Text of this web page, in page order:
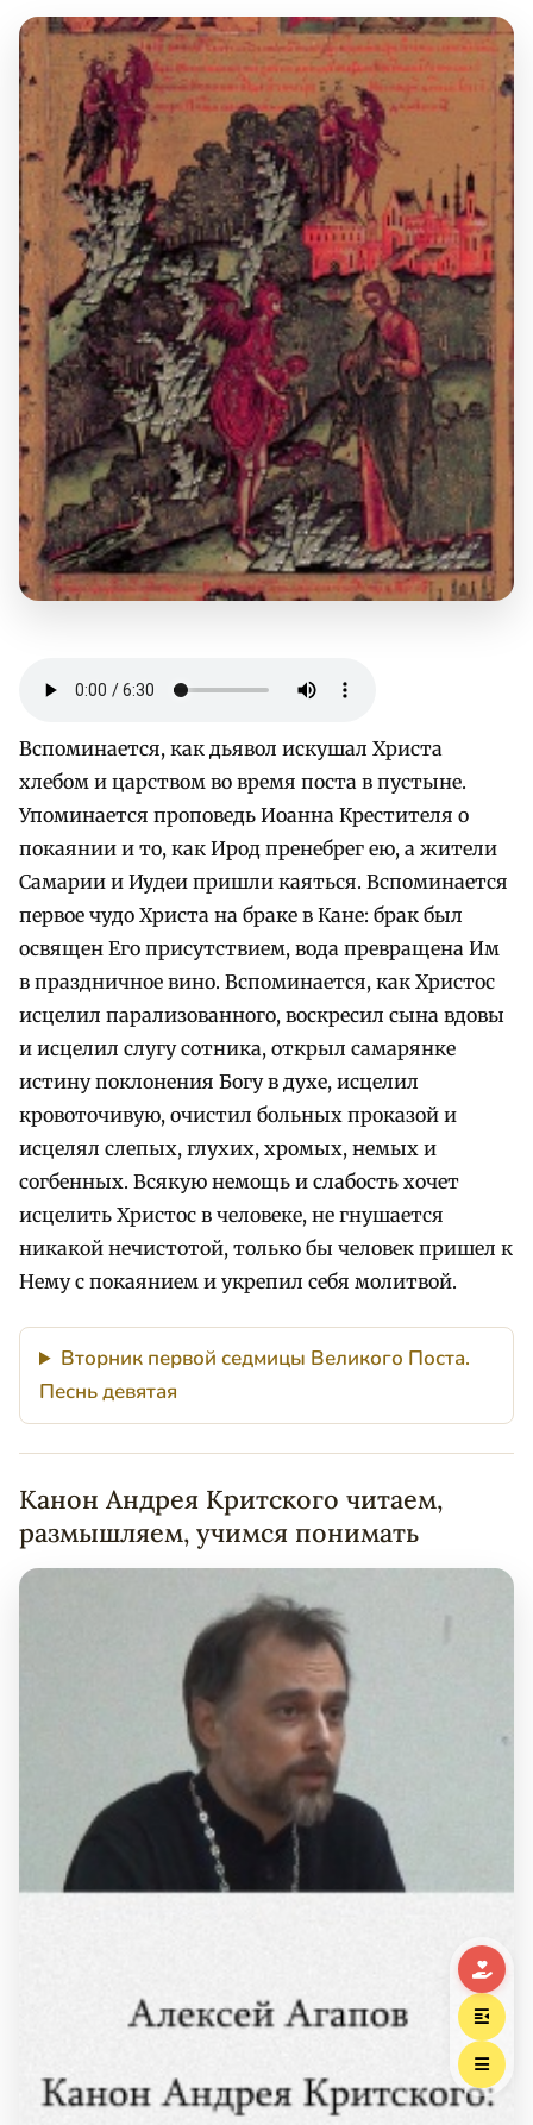
Вспоминается, как дьявол искушал Христа
хлебом и царством во время поста в пустыне.
Упоминается проповедь Иоанна Крестителя о
покаянии и то, как Ирод пренебрег ею, а жители
Самарии и Иудеи пришли каяться. Вспоминается
первое чудо Христа на браке в Кане: брак был
освящен Его присутствием, вода превращена Им
в праздничное вино. Вспоминается, как Христос
исцелил парализованного, воскресил сына вдовы
и исцелил слугу сотника, открыл самарянке
истину поклонения Богу в духе, исцелил
кровоточивую, очистил больных проказой и
исцелял слепых, глухих, хромых, немых и
согбенных. Всякую немощь и слабость хочет
исцелить Христос в человеке, не гнушается
никакой нечистотой, только бы человек пришел к
Нему с покаянием и укрепил себя молитвой.
Вторник первой седмицы Великого Поста.
Песнь девятая
Канон Андрея Критского читаем,
размышляем, учимся понимать